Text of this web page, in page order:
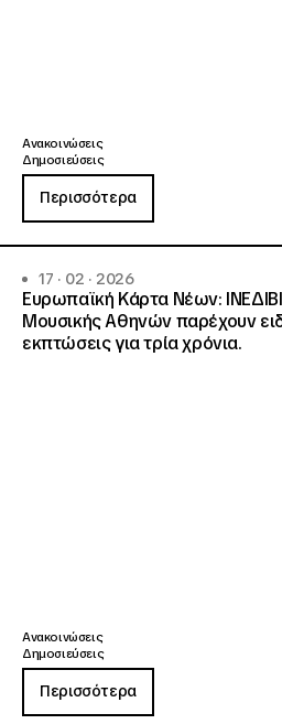
Ανακοινώσεις
Δημοσιεύσεις
Περισσότερα
17 · 02 · 2026
Ευρωπαϊκή Κάρτα Νέων:
Μουσικής Αθηνών παρέχουν
εκπτώσεις για τρία χρόνια.
Ανακοινώσεις
Δημοσιεύσεις
Περισσότερα